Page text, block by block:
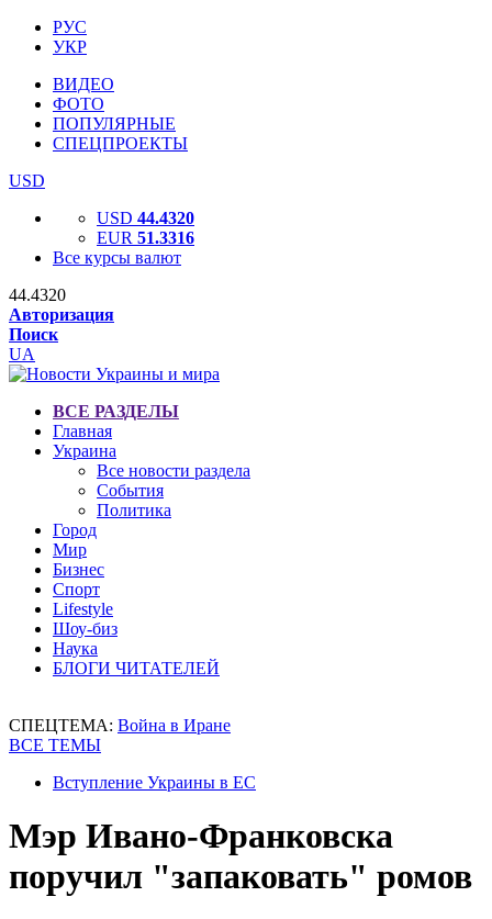
РУС
УКР
ВИДЕО
ФОТО
ПОПУЛЯРНЫЕ
СПЕЦПРОЕКТЫ
USD
USD 44.4320
EUR 51.3316
Все курсы валют
44.4320
Авторизация
Поиск
UA
ВСЕ РАЗДЕЛЫ
Главная
Украина
Все новости раздела
События
Политика
Город
Мир
Бизнес
Спорт
Lifestyle
Шоу-биз
Наука
БЛОГИ ЧИТАТЕЛЕЙ
СПЕЦТЕМА: Война в Иране
ВСЕ ТЕМЫ
Вступление Украины в ЕС
Мэр Ивано-Франковска
поручил "запаковать" ромов